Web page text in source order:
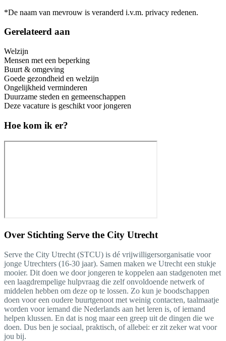
*De naam van mevrouw is veranderd i.v.m. privacy redenen.
Gerelateerd aan
Welzijn
Mensen met een beperking
Buurt & omgeving
Goede gezondheid en welzijn
Ongelijkheid verminderen
Duurzame steden en gemeenschappen
Deze vacature is geschikt voor jongeren
Hoe kom ik er?
Over Stichting Serve the City Utrecht
Serve the City Utrecht (STCU) is dé vrijwilligersorganisatie voor
jonge Utrechters (16-30 jaar). Samen maken we Utrecht een stukje
mooier. Dit doen we door jongeren te koppelen aan stadgenoten met
een laagdrempelige hulpvraag die zelf onvoldoende netwerk of
middelen hebben om deze op te lossen. Zo kun je boodschappen
doen voor een oudere buurtgenoot met weinig contacten, taalmaatje
worden voor iemand die Nederlands aan het leren is, of iemand
helpen klussen. En dat is nog maar een greep uit de dingen die we
doen. Dus ben je sociaal, praktisch, of allebei: er zit zeker wat voor
jou bij.